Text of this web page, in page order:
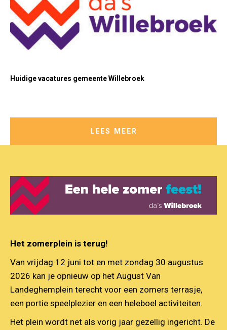
Huidige vacatures gemeente Willebroek
LEES MEER
Het zomerplein is terug!
Van vrijdag 12 juni tot en met zondag 30 augustus
2026 kan je opnieuw op het August Van
Landeghemplein terecht voor een zomers terrasje,
een portie speelplezier en een heleboel activiteiten.
Het plein wordt net als vorig jaar gezellig ingericht. De